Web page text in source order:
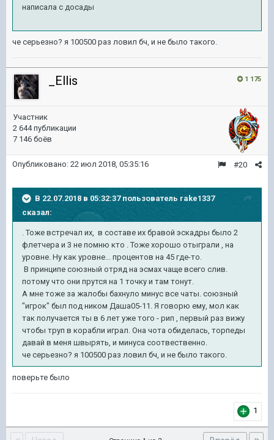
написала с досады
че серьезно? я 100500 раз ловил бч, и не было такого.
1 175
_Ellis
Участник
2 644 публикации
7 146 боёв
#20
Опубликовано: 22 июл 2018, 05:35:16
В 22.07.2018 в 05:32:37 пользователь rake1337
сказал:
. Тоже встречал их, в составе их бравой эскадры было 2
флетчера и 3 не помню кто . Тоже хорошо отыграли , на
уровне. Ну как уровне... процентов на 45 где-то.
В принципе союзный отряд на эсмах чаще всего слив.
потому что они прутся на 1 точку и там тонут.
А мне тоже за жалобы бахнуло минус все чаты. союзный
"игрок" был под ником Даша05-11. Я говорю ему, мол как
так получается ты в 6 лет уже того - рип , первый раз вижу
чтобы труп в корабли играл. Она чота обиделась, торпеды
давай в меня швырять, и минуса соотвественно.
че серьезно? я 100500 раз ловил бч, и не было такого.
поверьте было
1